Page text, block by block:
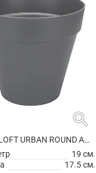
search
КАШПО LOFT URBAN ROUND ANTHRACITE
19 см.
17.5 см.